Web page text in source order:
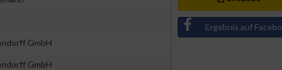
GmbH
GmbH
Ergebnis auf Facebook teilen